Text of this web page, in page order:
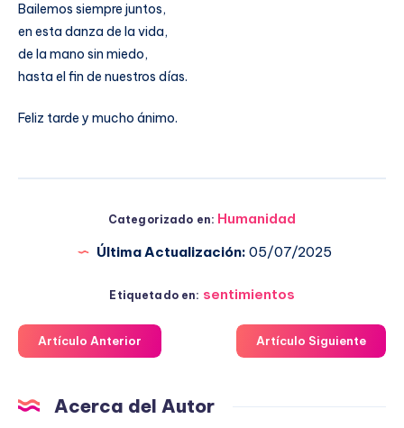
Bailemos siempre juntos,
en esta danza de la vida,
de la mano sin miedo,
hasta el fin de nuestros días.
Feliz tarde y mucho ánimo.
Categorizado en: Humanidad
Última Actualización: 05/07/2025
Etiquetado en: sentimientos
Artículo Anterior Artículo Siguiente
Acerca del Autor